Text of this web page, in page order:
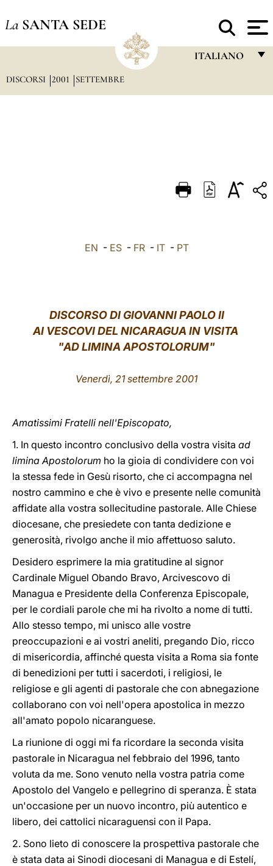
La SANTA SEDE
ITALIANO
DEUTSCH
DISCORSI 2001 SETTEMBRE
EN - ES- FR- IT- PT
DISCORSO DI GIOVANNI PAOLO II
AI VESCOVI DEL NICARAGUA IN VISITA
"AD LIMINA APOSTOLORUM"
Venerdì, 21 settembre 2001
Amatissimi Fratelli nell'Episcopato,
1. In questo incontro conclusivo della vostra visita ad
limina Apostolorum ho la gioia di condividere con voi
la stessa fede in Gesù risorto, che ci accompagna nel
nostro cammino e che è vivo e presente nelle comunità
affidate alla vostra sollecitudine pastorale. Alle Chiese
diocesane, che presiedete con tanta dedizione e
generosità, rivolgo anche il mio affettuoso saluto.
Desidero esprimere la mia gratitudine al signor
Cardinale Miguel Obando Bravo, Arcivescovo di
Managua e Presidente della Conferenza Episcopale,
per le cordiali parole che mi ha rivolto a nome di tutti.
Allo stesso tempo, mi unisco alle vostre
preoccupazioni e ai vostri aneliti, pregando Dio, ricco
di misericordia, affinché questa visita a Roma sia fonte
di benedizioni per tutti i sacerdoti, i religiosi, le
religiose e gli agenti di pastorale che con abnegazione
collaborano con voi nell'opera apostolica in mezzo
all'amato popolo nicaranguese.
La riunione di oggi mi fa ricordare la seconda visita
pastorale in Nicaragua nel febbraio del 1996, tanto
voluta da me. Sono venuto nella vostra patria come
Apostolo del Vangelo e pellegrino di speranza. È stata
un'occasione per un nuovo incontro, più autentico e
libero, dei cattolici nicaraguensi con il Papa.
2. Sono lieto di conoscere la prospettiva pastorale che
è stata data ai Sinodi diocesani di Managua e di Estelí,